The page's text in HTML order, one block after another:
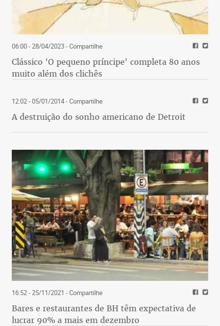
06:00 - 28/04/2023- Compartilhe
Clássico 'O pequeno príncipe' completa 80 anos
muito além dos clichês
12:02 - 05/01/2014- Compartilhe
A destruição do sonho americano de Detroit
16:52 - 25/11/2021 - Compartilhe
Bares e restaurantes de BH têm expectativa de
lucrar 90% a mais em dezembro